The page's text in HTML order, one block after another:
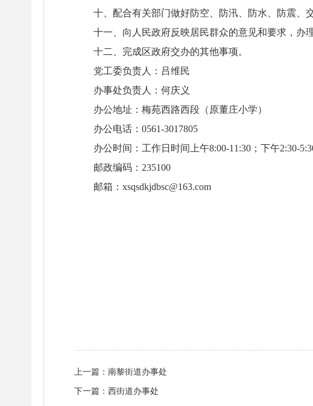
十、配合有关部门做好防空、防汛、防水、防震、
十一、向人民政府反映居民群众的意见和要求，办
十二、完成区政府交办的其他事项。
党工委负责人：吕维民
办事处负责人：何庆义
办公地址：梅苑西路西段（原董庄小学）
办公电话：0561-3017805
办公时间：工作日时间上午8:00-11:30；下午2:30-
邮政编码：235100
邮箱：xsqsdkjdbsc@163.com
上一篇： 南黎街道办事处
下一篇： 西街道办事处